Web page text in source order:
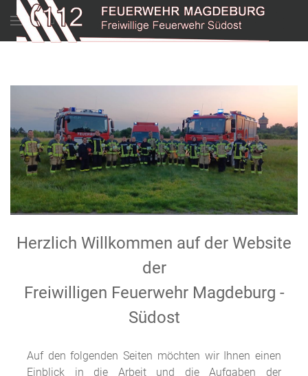
Menu
Herzlich Willkommen auf der Website
der
Freiwilligen Feuerwehr Magdeburg -
Südost
Auf den folgenden Seiten möchten wir Ihnen einen
Einblick in die Arbeit und die Aufgaben der